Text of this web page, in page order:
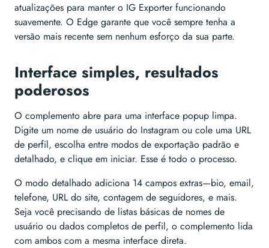
atualizações para manter o IG Exporter funcionando
suavemente. O Edge garante que você sempre tenha a
versão mais recente sem nenhum esforço da sua parte.
Interface simples, resultados
poderosos
O complemento abre para uma interface popup limpa.
Digite um nome de usuário do Instagram ou cole uma URL
de perfil, escolha entre modos de exportação padrão e
detalhado, e clique em iniciar. Esse é todo o processo.
O modo detalhado adiciona 14 campos extras—bio, email,
telefone, URL do site, contagem de seguidores, e mais.
Seja você precisando de listas básicas de nomes de
usuário ou dados completos de perfil, o complemento lida
com ambos com a mesma interface direta.